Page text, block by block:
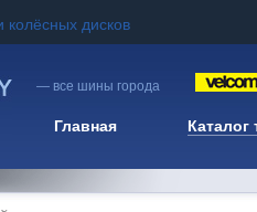
дисков
— все шины города
Главная Каталог